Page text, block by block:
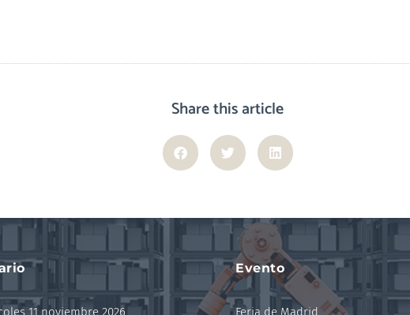
Share this article
11 noviembre 2026
Evento
Feria de Madrid